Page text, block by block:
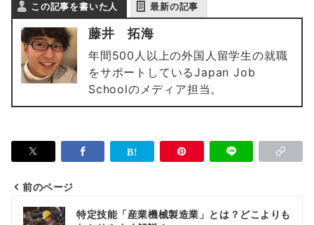
この記事を書いた人 最新の記事
藤井 拓海
年間500人以上の外国人留学生の就職
をサポートしているJapan Job
Schoolのメディア担当。
前のページ
特定技能「産業機械製造業」とは？どこよりも